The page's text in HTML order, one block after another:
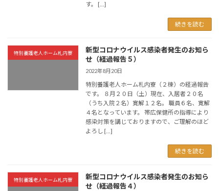
す。 […]
続きを読む
特別養護老人ホーム札内寮
新型コロナウイルス感染者発生のお知ら
せ（経過報告５）
2022年8月20日
特別養護老人ホーム札内寮（２棟）の経過報告
です。 ８月２０日（土）現在、入居者２０名
（うち入院２名）寛解１２名。 職員６名、寛解
４名となっています。 帯広保健所の指導により
感染対策を講じておりますので、ご理解のほど
よろし […]
続きを読む
特別養護老人ホーム札内寮
新型コロナウイルス感染者発生のお知ら
せ（経過報告４）